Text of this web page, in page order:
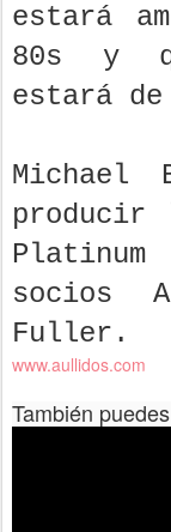
estará
80s y
estará
Michael
socios
Fuller.
www.aullidos.com
También